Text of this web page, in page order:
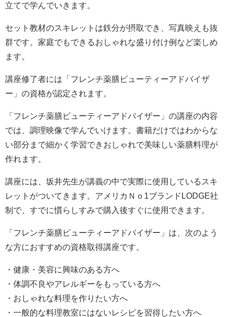
立てで学んでいきます。
セット教材のスキレットは鉄分が摂取でき、写真映えも抜
群です。家庭でもできるおしゃれな盛り付け例など楽しめ
ます。
講座修了者には「フレンチ薬膳ビューティーアドバイザ
ー」の資格が認定されます。
「フレンチ薬膳ビューティーアドバイザー」の講座の内容
では、調理映像で学んでいけます。書籍だけではわからな
い部分まで細かく学習できおしゃれで美味しい薬膳料理が
作れます。
講座には、坂井先生が講義の中で実際に使用しているスキ
レットがついてきます。アメリカＮｏ1ブランドLODGE社
制で、すでに慣らしすみで購入後すぐに使用できます。
「フレンチ薬膳ビューティーアドバイザー」は、次のよう
な方におすすめの資格取得講座です。
・健康・美容に興味のある方へ
・体調不良やアレルギーをもっている方へ
・おしゃれな料理を作りたい方へ
・一般的な料理教室にはないレシピを習得したい方へ